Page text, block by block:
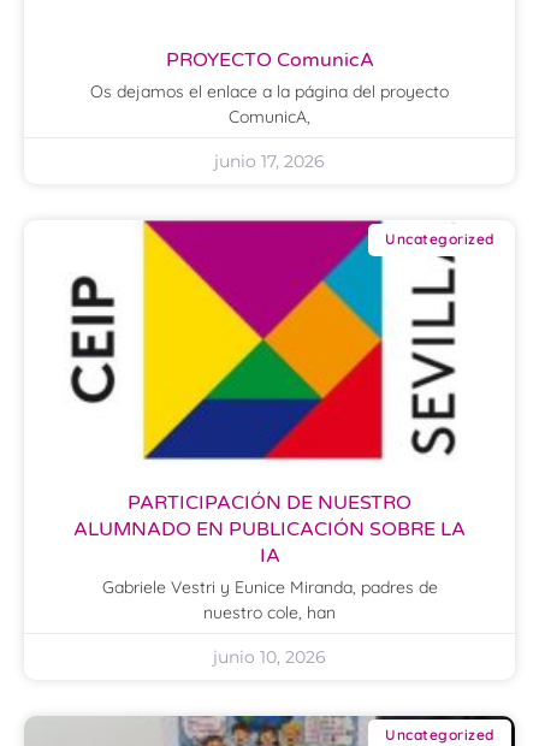
PROYECTO ComunicA
Os dejamos el enlace a la página del proyecto
ComunicA,
junio 17, 2026
Uncategorized
PARTICIPACIÓN DE NUESTRO
ALUMNADO EN PUBLICACIÓN SOBRE LA
IA
Gabriele Vestri y Eunice Miranda, padres de
nuestro cole, han
junio 10, 2026
Uncategorized